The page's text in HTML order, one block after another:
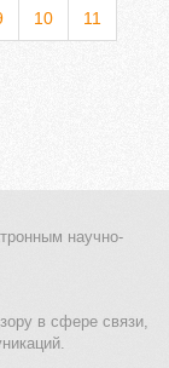
10 11
научно-
в сфере связи,